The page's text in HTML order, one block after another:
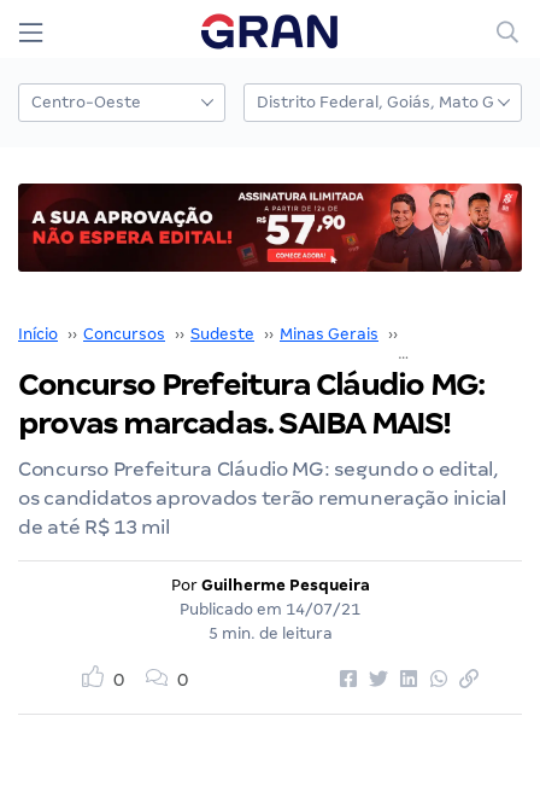
Início ›› Concursos ›› Sudeste ›› Minas Gerais ››
Concurso Prefeitura Cláudio MG:
provas marcadas. SAIBA MAIS!
Concurso Prefeitura Cláudio MG: segundo o edital,
os candidatos aprovados terão remuneração inicial
de até R$ 13 mil
Por Guilherme Pesqueira
Publicado em 14/07/21
5 min. de leitura
0 0